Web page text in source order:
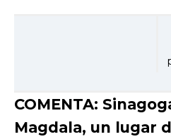
COMENTA:
Magdala, un lugar